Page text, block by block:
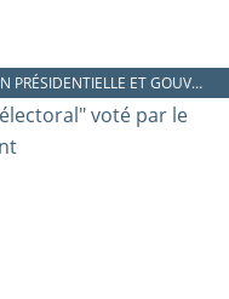
ACTION PRÉSIDENTIELLE ET GOUVERNEMENTALE